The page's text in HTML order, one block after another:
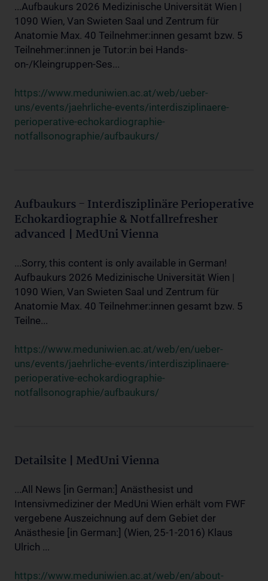
...Aufbaukurs 2026 Medizinische Universität Wien |
1090 Wien, Van Swieten Saal und Zentrum für
Anatomie Max. 40 Teilnehmer:innen gesamt bzw. 5
Teilnehmer:innen je Tutor:in bei Hands-
on-/Kleingruppen-Ses...
https://www.meduniwien.ac.at/web/ueber-
uns/events/jaehrliche-events/interdisziplinaere-
perioperative-echokardiographie-
notfallsonographie/aufbaukurs/
Aufbaukurs - Interdisziplinäre Perioperative
Echokardiographie & Notfallrefresher
advanced | MedUni Vienna
...Sorry, this content is only available in German!
Aufbaukurs 2026 Medizinische Universität Wien |
1090 Wien, Van Swieten Saal und Zentrum für
Anatomie Max. 40 Teilnehmer:innen gesamt bzw. 5
Teilne...
https://www.meduniwien.ac.at/web/en/ueber-
uns/events/jaehrliche-events/interdisziplinaere-
perioperative-echokardiographie-
notfallsonographie/aufbaukurs/
Detailsite | MedUni Vienna
...All News [in German:] Anästhesist und
Intensivmediziner der MedUni Wien erhält vom FWF
vergebene Auszeichnung auf dem Gebiet der
Anästhesie [in German:] (Wien, 25-1-2016) Klaus
Ulrich ...
https://www.meduniwien.ac.at/web/en/about-